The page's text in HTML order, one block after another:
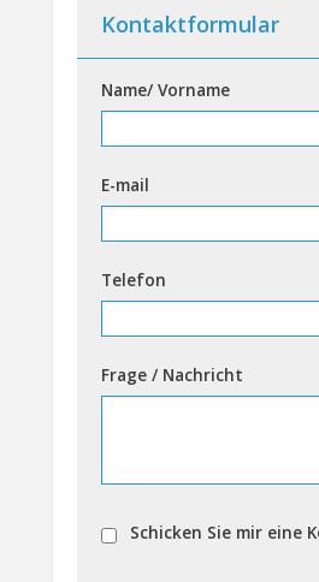
Kontaktformular
Name/ Vorname
E-mail
Telefon
Frage / Nachricht
Schicken Sie mir eine